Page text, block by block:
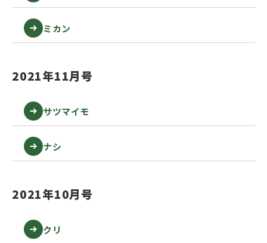
ミカン
2021年11月号
サツマイモ
ナシ
2021年10月号
クリ